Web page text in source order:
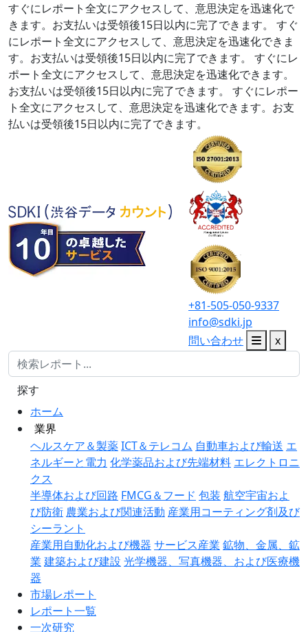
すぐにレポート全文にアクセスして、意思決定を迅速化で
きます。お支払いは受領後15日以内に完了できます。
すぐ
にレポート全文にアクセスして、意思決定を迅速化できま
す。お支払いは受領後15日以内に完了できます。
すぐにレ
ポート全文にアクセスして、意思決定を迅速化できます。
お支払いは受領後15日以内に完了できます。
すぐにレポー
ト全文にアクセスして、意思決定を迅速化できます。お支
払いは受領後15日以内に完了できます。
+81-505-050-9337
info@sdki.jp
問い合わせ
x
ホーム
業界
ヘルスケア＆製薬ICT＆テレコム 自動車および輸送 エ
ネルギーと電力 化学薬品および先端材料 エレクトロニ
クス
半導体および回路 FMCG＆フード 包装 航空宇宙およ
び防衛 農業および関連活動 産業用コーティング剤及び
シーラント
産業用自動化および機器 サービス産業 鉱物、金属、鉱
業 建築および建設 光学機器、写真機器、および医療機
器
市場レポート
レポート一覧
一次研究
探す